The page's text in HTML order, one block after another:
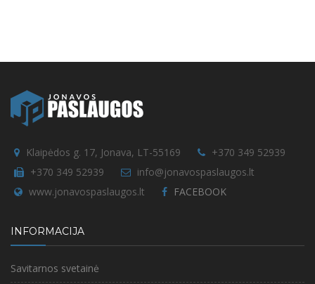
Klaipėdos g. 17, Jonava, LT-55169
+370 349 52939
+370 349 52939
info@jonavospaslaugos.lt
www.jonavospaslaugos.lt
FACEBOOK
INFORMACIJA
Savitarnos svetainė